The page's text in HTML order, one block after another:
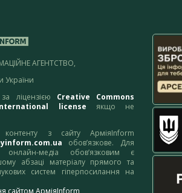
АГЕНТСТВО,
України
ліцензією Creative Commons
license якщо не
контенту з сайту АрміяInform
обов’язкове. Для
онлайн-медіа обов’язковим є
абзаці матеріалу прямого та
систем гіперпосилання на